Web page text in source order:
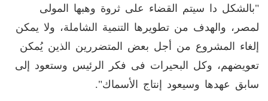
"بالشكل دا سيتم القضاء على ثروة وهبها المولى
لمصر، والهدف من تطويرها التنمية الشاملة، ولا يمكن
إلغاء المشروع من أجل بعض المتضررين الذين يُمكن
تعويضهم، وكل البحيرات فى فكر الرئيس وستعود إلى
سابق عهدها وسيعود إنتاج الأسماك".